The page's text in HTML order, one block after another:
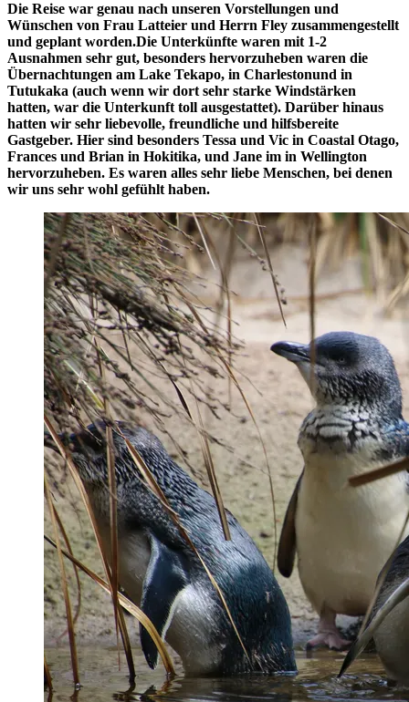
Die Reise war genau nach unseren Vorstellungen und
Wünschen von Frau Latteier und Herrn Fley zusammengestellt
und geplant worden.Die Unterkünfte waren mit 1-2
Ausnahmen sehr gut, besonders hervorzuheben waren die
Übernachtungen am Lake Tekapo, in Charlestonund in
Tutukaka (auch wenn wir dort sehr starke Windstärken
hatten, war die Unterkunft toll ausgestattet). Darüber hinaus
hatten wir sehr liebevolle, freundliche und hilfsbereite
Gastgeber. Hier sind besonders Tessa und Vic in Coastal Otago,
Frances und Brian in Hokitika, und Jane im in Wellington
hervorzuheben. Es waren alles sehr liebe Menschen, bei denen
wir uns sehr wohl gefühlt haben.